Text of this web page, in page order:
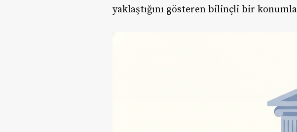
yaklaştığını gösteren bilinçli bir